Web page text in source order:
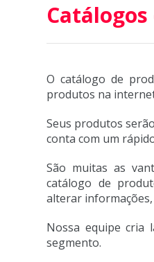
O catálogo de
produtos na
Seus produtos
conta com um
São muitas as
catálogo de
alterar
Nossa equipe cria
segmento.